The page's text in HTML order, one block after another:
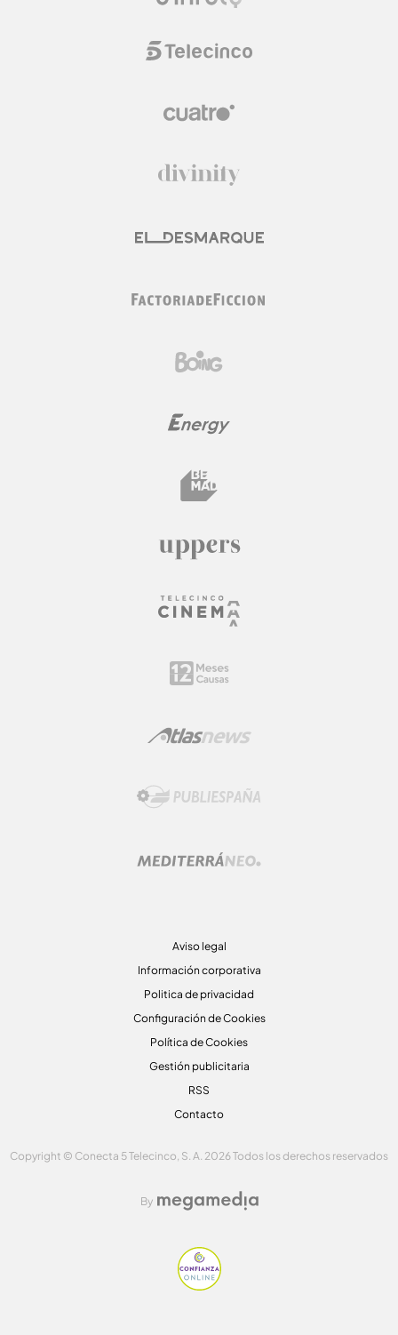
Aviso legal
Información corporativa
Politica de privacidad
Configuración de Cookies
Política de Cookies
Gestión publicitaria
RSS
Contacto
Copyright © Conecta 5 Telecinco, S. A. 2026 Todos los derechos reservados
By